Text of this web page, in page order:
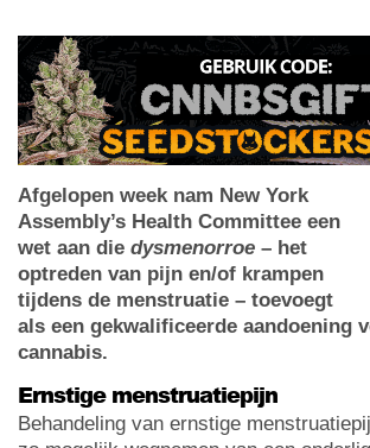
Afgelopen week nam New York
Assembly’s Health Committee een
wet aan die dysmenorroe – het
optreden van pijn en/of krampen
tijdens de menstruatie – toevoegt
als een gekwalificeerde aandoening
cannabis.
Ernstige menstruatiepijn
Behandeling van ernstige